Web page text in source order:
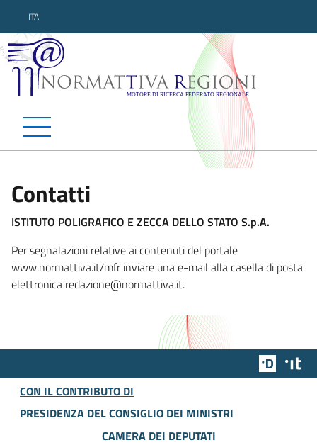
ITA
Normattiva Regioni -
Contatti
ISTITUTO POLIGRAFICO E ZECCA DELLO STATO S.p.A.
Per segnalazioni relative ai contenuti del portale
www.normattiva.it/mfr inviare una e-mail alla casella di posta
elettronica redazione@normattiva.it.
Team
CON IL CONTRIBUTO DI
PRESIDENZA DEL CONSIGLIO DEI MINISTRI
CAMERA DEI DEPUTATI